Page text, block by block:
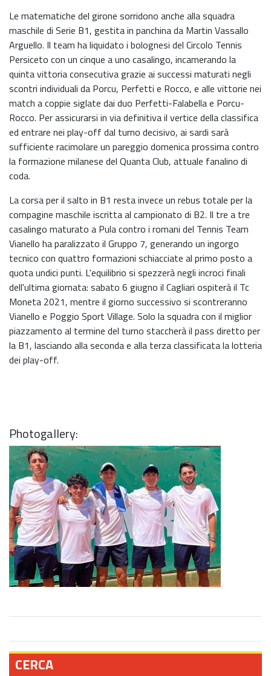
Le matematiche del girone sorridono anche alla squadra
maschile di Serie B1, gestita in panchina da Martin Vassallo
Arguello. Il team ha liquidato i bolognesi del Circolo Tennis
Persiceto con un cinque a uno casalingo, incamerando la
quinta vittoria consecutiva grazie ai successi maturati negli
scontri individuali da Porcu, Perfetti e Rocco, e alle vittorie nei
match a coppie siglate dai duo Perfetti-Falabella e Porcu-
Rocco. Per assicurarsi in via definitiva il vertice della classifica
ed entrare nei play-off dal turno decisivo, ai sardi sarà
sufficiente racimolare un pareggio domenica prossima contro
la formazione milanese del Quanta Club, attuale fanalino di
coda.
La corsa per il salto in B1 resta invece un rebus totale per la
compagine maschile iscritta al campionato di B2. Il tre a tre
casalingo maturato a Pula contro i romani del Tennis Team
Vianello ha paralizzato il Gruppo 7, generando un ingorgo
tecnico con quattro formazioni schiacciate al primo posto a
quota undici punti. L'equilibrio si spezzerà negli incroci finali
dell'ultima giornata: sabato 6 giugno il Cagliari ospiterà il Tc
Moneta 2021, mentre il giorno successivo si scontreranno
Vianello e Poggio Sport Village. Solo la squadra con il miglior
piazzamento al termine del turno staccherà il pass diretto per
la B1, lasciando alla seconda e alla terza classificata la lotteria
dei play-off.
Photogallery:
CERCA